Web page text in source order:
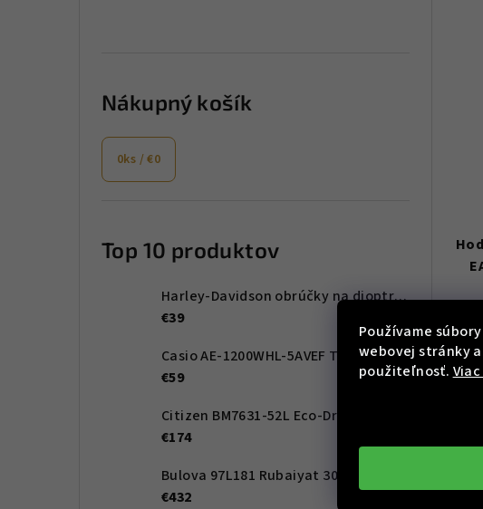
Používame
webovej stránky
použiteľnosť.
Nákupný košík
0ks /€0
Top 10 produktov
Harley-Davidson obrúčky na dioptrické okuliare HD00011 026 55
€39
Casio AE-1200WHL-5AVEF Timeless Collection 42mm 10ATM
€59
€174
€432